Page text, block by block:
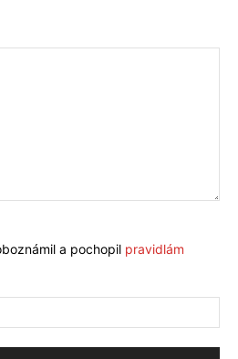
a pochopil pravidlám